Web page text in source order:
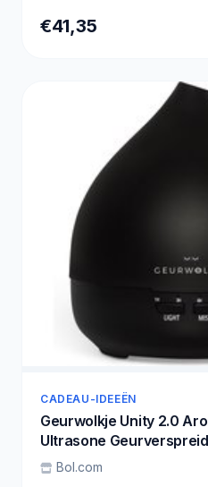
€41,35
CADEAU-IDEEËN
Geurwolkje Unity 2.0
Ultrasone
Bol.com